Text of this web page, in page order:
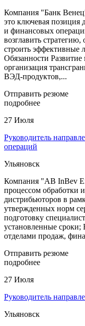
Компания "Банк
это ключевая позиция
и финансовых
возглавить
строить эффективные
Обязанности
организация
ВЭД-продуктов,...
Отправить резюме
подробнее
27 Июля
Руководитель
операций
Ульяновск
Компания "AB InBev
процессом обработки
дистрибьюторов в
утвержденных норм
подготовку
установленные сроки;
отделами продаж,
Отправить резюме
подробнее
27 Июля
Руководитель
Ульяновск